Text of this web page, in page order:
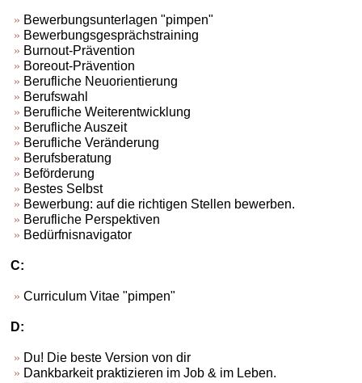
Bewerbungsunterlagen "pimpen"
Bewerbungsgesprächstraining
Burnout-Prävention
Boreout-Prävention
Berufliche Neuorientierung
Berufswahl
Berufliche Weiterentwicklung
Berufliche Auszeit
Berufliche Veränderung
Berufsberatung
Beförderung
Bestes Selbst
Bewerbung: auf die richtigen Stellen bewerben.
Berufliche Perspektiven
Bedürfnisnavigator
C:
Curriculum Vitae "pimpen"
D:
Du! Die beste Version von dir
Dankbarkeit praktizieren im Job & im Leben.